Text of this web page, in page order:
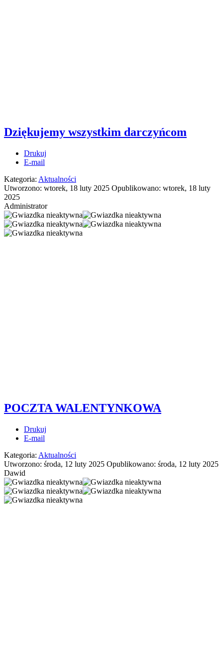
Dziękujemy wszystkim darczyńcom
Drukuj
E-mail
Kategoria: Aktualności
Utworzono: wtorek, 18 luty 2025 Opublikowano: wtorek, 18 luty
2025
Administrator
POCZTA WALENTYNKOWA
Drukuj
E-mail
Kategoria: Aktualności
Utworzono: środa, 12 luty 2025 Opublikowano: środa, 12 luty 2025
Dawid